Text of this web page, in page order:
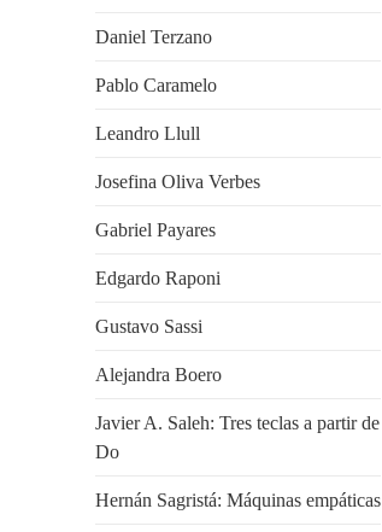
Daniel Terzano
Pablo Caramelo
Leandro Llull
Josefina Oliva Verbes
Gabriel Payares
Edgardo Raponi
Gustavo Sassi
Alejandra Boero
Javier A. Saleh: Tres teclas a partir de
Do
Hernán Sagristá: Máquinas empáticas